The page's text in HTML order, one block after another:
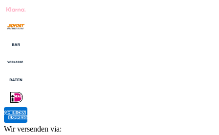
Wir versenden via: